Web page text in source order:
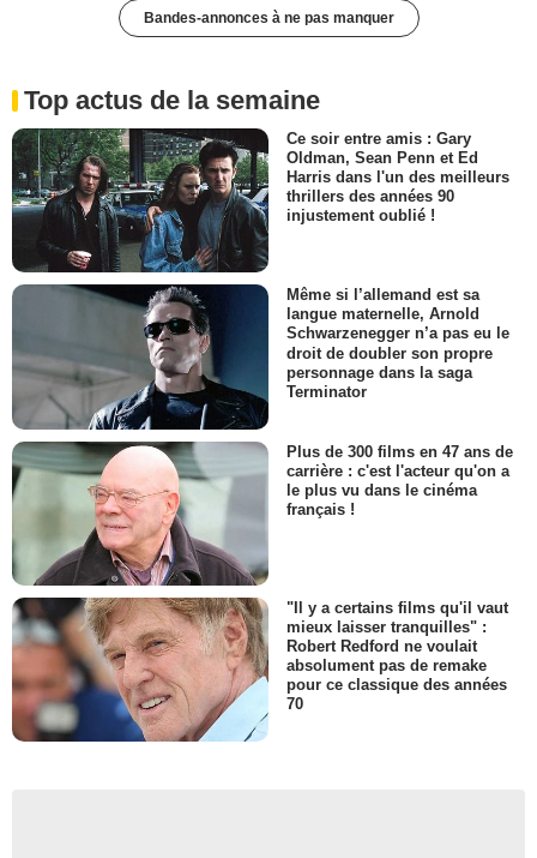
Bandes-annonces à ne pas manquer
Top actus de la semaine
Ce soir entre amis : Gary
Oldman, Sean Penn et Ed
Harris dans l'un des meilleurs
thrillers des années 90
injustement oublié !
Même si l’allemand est sa
langue maternelle, Arnold
Schwarzenegger n’a pas eu le
droit de doubler son propre
personnage dans la saga
Terminator
Plus de 300 films en 47 ans de
carrière : c'est l'acteur qu'on a
le plus vu dans le cinéma
français !
"Il y a certains films qu'il vaut
mieux laisser tranquilles" :
Robert Redford ne voulait
absolument pas de remake
pour ce classique des années
70